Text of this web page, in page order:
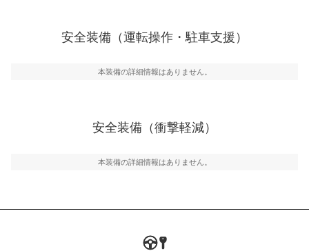
運転・駐車支援
グ・アシストやサイドブラインドモニターなどが装備さ
万が一車体が衝撃を受けたときに、運転者・同乗者を守
るSRSエアバッグシステム、プリテンショナーシートベ
安全装備（運転操作・駐車支援）
本装備の詳細情報はありません。
安全装備（衝撃軽減）
本装備の詳細情報はありません。